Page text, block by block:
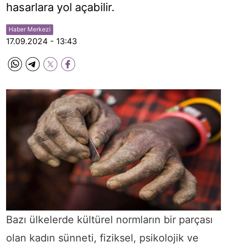
hasarlara yol açabilir.
Haber Merkezi
17.09.2024 - 13:43
Bazı ülkelerde kültürel normların bir parçası
olan kadın sünneti, fiziksel, psikolojik ve